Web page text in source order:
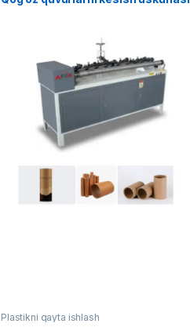
Plastikni qayta ishlash